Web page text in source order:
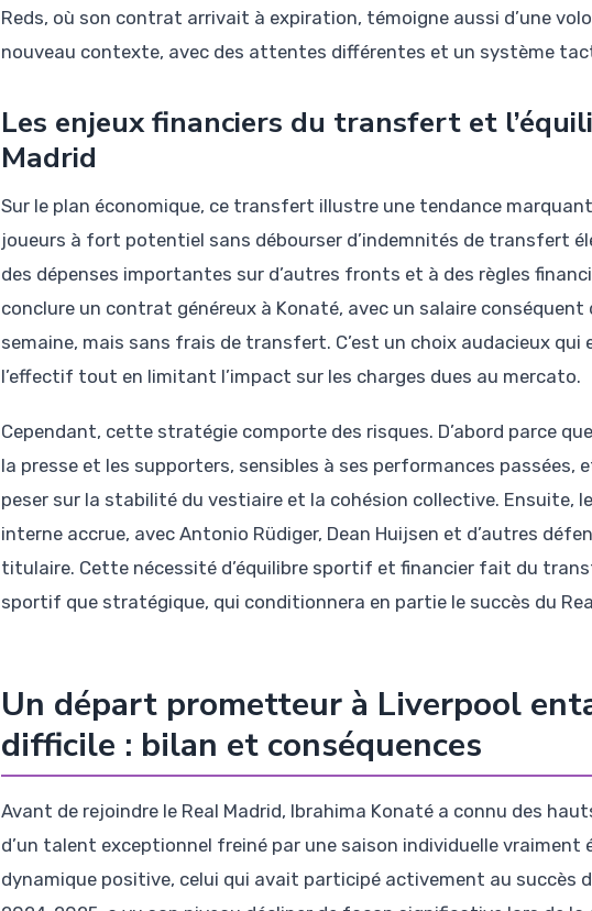
Reds, où son contrat arrivait à expiration, témoigne aussi d’une
nouveau contexte, avec des attentes différentes et un système
Les enjeux financiers du transfert et
Madrid
Sur le plan économique, ce transfert illustre une tendance
joueurs à fort potentiel sans débourser d’indemnités de transfert
des dépenses importantes sur d’autres fronts et à des règles
conclure un contrat généreux à Konaté, avec un salaire conséquent
semaine, mais sans frais de transfert. C’est un choix audacieux qui
l’effectif tout en limitant l’impact sur les charges dues au mercato.
Cependant, cette stratégie comporte des risques. D’abord parce
la presse et les supporters, sensibles à ses performances passées,
peser sur la stabilité du vestiaire et la cohésion collective. Ensuite,
interne accrue, avec Antonio Rüdiger, Dean Huijsen et d’autres
titulaire. Cette nécessité d’équilibre sportif et financier fait du
sportif que stratégique, qui conditionnera en partie le succès du
Un départ prometteur à Liverpool
difficile : bilan et conséquences
Avant de rejoindre le Real Madrid, Ibrahima Konaté a connu des
d’un talent exceptionnel freiné par une saison individuelle vraiment
dynamique positive, celui qui avait participé activement au succès